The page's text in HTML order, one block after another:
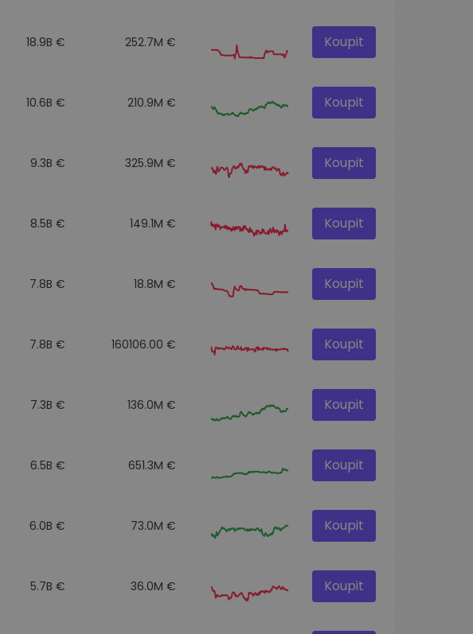
18.9B € 252.7M € Koupit
10.6B € 210.9M € Koupit
9.3B € 325.9M € Koupit
8.5B € 149.1M € Koupit
7.8B € 18.8M € Koupit
7.8B € 160106.00 € Koupit
7.3B € 136.0M € Koupit
6.5B € 651.3M € Koupit
6.0B € 73.0M € Koupit
5.7B € 36.0M € Koupit